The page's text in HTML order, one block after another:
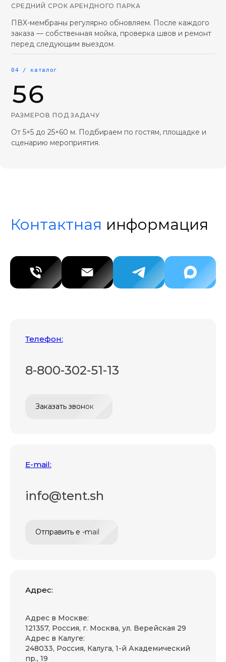
СРЕДНИЙ СРОК АРЕНДНОГО ПАРКА
ПВХ-мембраны регулярно обновляем. После каждого
заказа — собственная мойка, проверка швов и ремонт
перед следующим выездом.
04 / каталог
56
РАЗМЕРОВ ПОД ЗАДАЧУ
От 5×5 до 25×60 м. Подбираем по гостям, площадке и
сценарию мероприятия.
Контактная информация
Телефон:
8-800-302-51-13
Заказать звонок
E-mail:
info@tent.sh
Отправить e -mail
Адрес:
Адрес в Москве:
121357, Россия, г. Москва, ул. Верейская 29
Адрес в Калуге:
248033, Россия, Калуга, 1-й Академический
пр., 19